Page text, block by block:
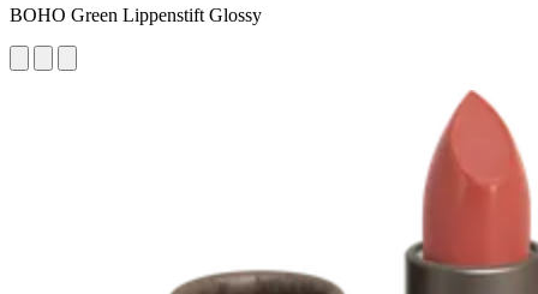
BOHO Green Lippenstift Glossy